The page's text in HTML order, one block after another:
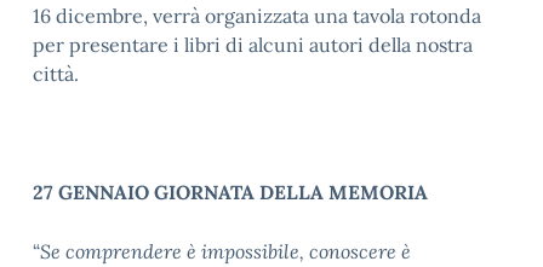
16 dicembre, verrà organizzata una tavola rotonda
per presentare i libri di alcuni autori della nostra
città.
27 GENNAIO GIORNATA DELLA MEMORIA
“Se comprendere è impossibile, conoscere è